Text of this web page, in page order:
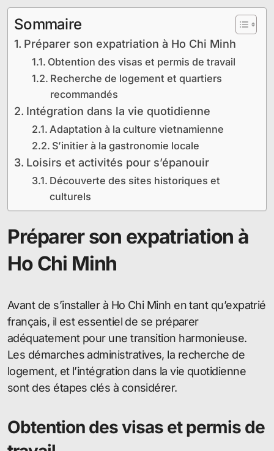
Sommaire
Préparer son expatriation à Ho Chi Minh
Obtention des visas et permis de travail
Recherche de logement et quartiers
recommandés
Intégration dans la vie quotidienne
Adaptation à la culture vietnamienne
S’initier à la gastronomie locale
Loisirs et activités pour s’épanouir
Découverte des sites historiques et
culturels
Préparer son expatriation à
Ho Chi Minh
Avant de s’installer à Ho Chi Minh en tant qu’expatrié
français, il est essentiel de se préparer
adéquatement pour une transition harmonieuse.
Les démarches administratives, la recherche de
logement, et l’intégration dans la vie quotidienne
sont des étapes clés à considérer.
Obtention des visas et permis de